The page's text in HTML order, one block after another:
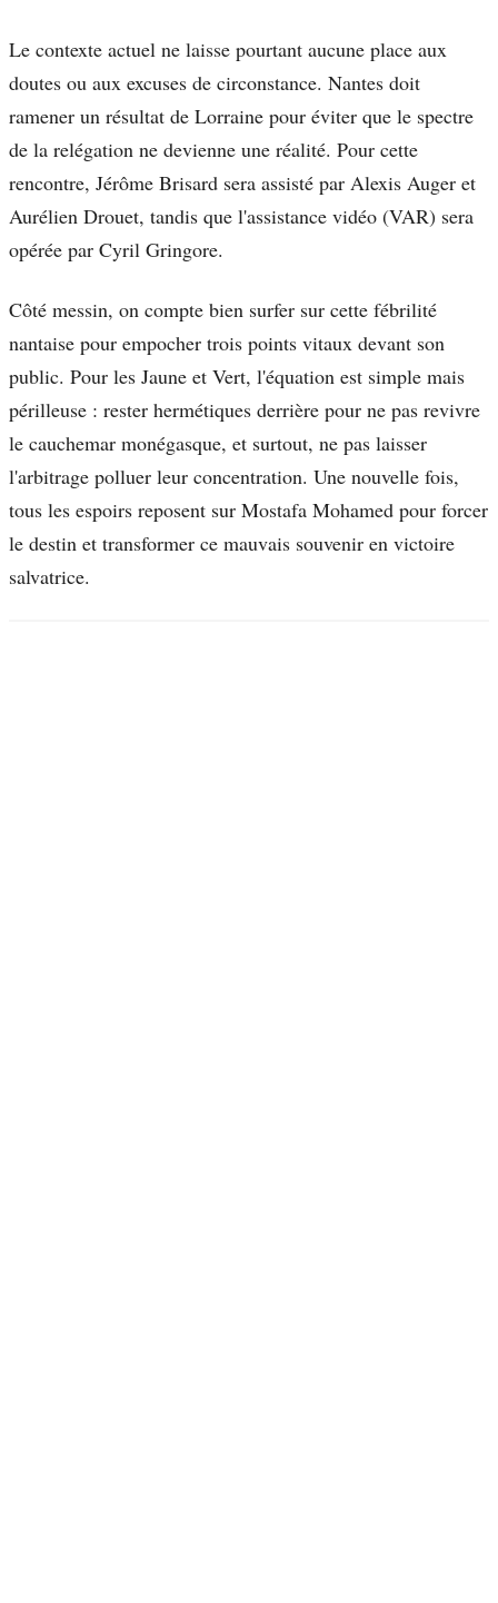
Le contexte actuel ne laisse pourtant aucune place aux
doutes ou aux excuses de circonstance. Nantes doit
ramener un résultat de Lorraine pour éviter que le spectre
de la relégation ne devienne une réalité. Pour cette
rencontre, Jérôme Brisard sera assisté par Alexis Auger et
Aurélien Drouet, tandis que l'assistance vidéo (VAR) sera
opérée par Cyril Gringore.
Côté messin, on compte bien surfer sur cette fébrilité
nantaise pour empocher trois points vitaux devant son
public. Pour les Jaune et Vert, l'équation est simple mais
périlleuse : rester hermétiques derrière pour ne pas revivre
le cauchemar monégasque, et surtout, ne pas laisser
l'arbitrage polluer leur concentration. Une nouvelle fois,
tous les espoirs reposent sur Mostafa Mohamed pour forcer
le destin et transformer ce mauvais souvenir en victoire
salvatrice.